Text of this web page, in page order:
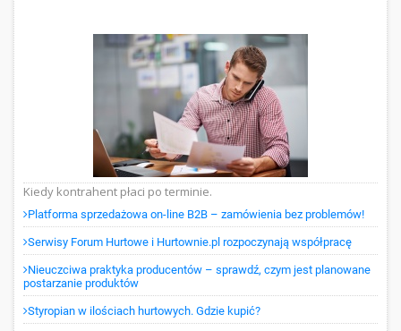
Kiedy kontrahent płaci po terminie.
Platforma sprzedażowa on-line B2B – zamówienia bez problemów!
Serwisy Forum Hurtowe i Hurtownie.pl rozpoczynają współpracę
Nieuczciwa praktyka producentów – sprawdź, czym jest planowane
postarzanie produktów
Styropian w ilościach hurtowych. Gdzie kupić?